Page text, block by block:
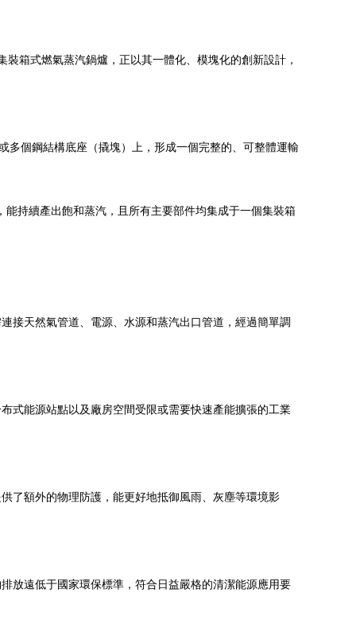
箱式燃氣蒸汽鍋爐，正以其一體化、模塊化的創新設計，
多個鋼結構底座（撬塊）上，形成一個完整的、可整體運輸
持續產出飽和蒸汽，且所有主要部件均集成于一個集裝箱
接天然氣管道、電源、水源和蒸汽出口管道，經過簡單調
式能源站點以及廠房空間受限或需要快速產能擴張的工業
了額外的物理防護，能更好地抵御風雨、灰塵等環境影
放遠低于國家環保標準，符合日益嚴格的清潔能源應用要